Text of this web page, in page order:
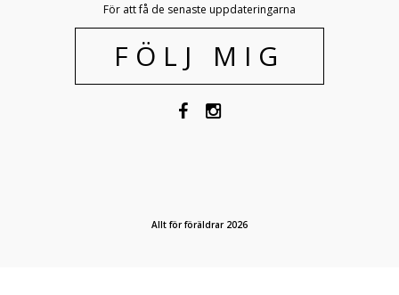
För att få de senaste uppdateringarna
FÖLJ MIG
Allt för föräldrar 2026